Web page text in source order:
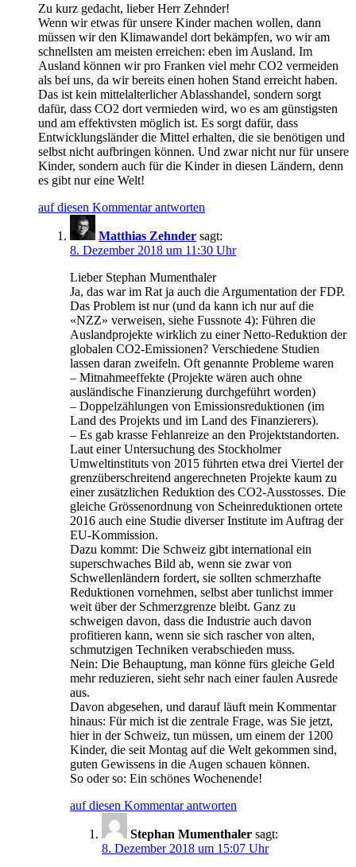
Zu kurz gedacht, lieber Herr Zehnder!
Wenn wir etwas für unsere Kinder machen wollen, dann
müssen wir den Klimawandel dort bekämpfen, wo wir am
schnellsten am meisten erreichen: eben im Ausland. Im
Ausland können wir pro Franken viel mehr CO2 vermeiden
als bei uns, da wir bereits einen hohen Stand erreicht haben.
Das ist kein mittelalterlicher Ablasshandel, sondern sorgt
dafür, dass CO2 dort vermieden wird, wo es am günstigsten
und am effektivsten möglich ist. Es sorgt dafür, dass
Entwicklungsländer die Mittel erhalten, die sie benötigen und
selbst nicht aufbringen können. Und zwar nicht nur für unsere
Kinder, sondern auch für die Kinder in diesen Ländern, denn
es gibt nur eine Welt!
auf diesen Kommentar antworten
Matthias Zehnder sagt:
8. Dezember 2018 um 11:30 Uhr
Lieber Stephan Mumenthaler
Ja, das war im Rat ja auch die Argumentation der FDP.
Das Problem ist nur (und da kann ich nur auf die
«NZZ» verweisen, siehe Fussnote 4): Führen die
Auslandprojekte wirklich zu einer Netto-Reduktion der
globalen CO2-Emissionen? Verschiedene Studien
lassen daran zweifeln. Oft genannte Probleme waren
– Mitnahmeeffekte (Projekte wären auch ohne
ausländische Finanzierung durchgeführt worden)
– Doppelzählungen von Emissionsreduktionen (im
Land des Projekts und im Land des Finanzierers).
– Es gab krasse Fehlanreize an den Projektstandorten.
Laut einer Untersuchung des Stockholmer
Umweltinstituts von 2015 führten etwa drei Viertel der
grenzüberschreitend angerechneten Projekte kaum zu
einer zusätzlichen Reduktion des CO2-Ausstosses. Die
gleiche Grössenordnung von Scheinreduktionen ortete
2016 auch eine Studie diverser Institute im Auftrag der
EU-Kommission.
Dazu kommt: Die Schweiz gibt international ein
superschwaches Bild ab, wenn sie zwar von
Schwellenländern fordert, sie sollten schmerzhafte
Reduktionen vornehmen, selbst aber tunlichst immer
weit über der Schmerzgrenze bleibt. Ganz zu
schweigen davon, dass die Industrie auch davon
profitieren kann, wenn sie sich rascher von alten,
schmutzigen Techniken verabschieden muss.
Nein: Die Behauptung, man könne fürs gleiche Geld
mehr reduzieren, sieht sehr nach einer faulen Ausrede
aus.
Davon abgesehen, und darauf läuft mein Kommentar
hinaus: Für mich ist die zentrale Frage, was Sie jetzt,
hier in der Schweiz, tun müssen, um einem der 1200
Kinder, die seit Montag auf die Welt gekommen sind,
guten Gewissens in die Augen schauen können.
So oder so: Ein schönes Wochenende!
auf diesen Kommentar antworten
Stephan Mumenthaler sagt:
8. Dezember 2018 um 15:07 Uhr